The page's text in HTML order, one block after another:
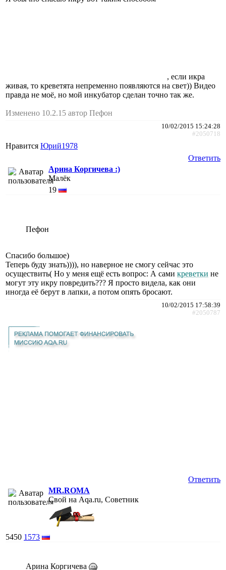
, если икра
живая, то креветята непременно появляются на свет)) Видео
правда не моё, но мой инкубатор сделан точно так же.
Изменено 10.2.15 автор Пефон
10/02/2015 15:24:28
#2050718
Нравится Юрий1978
Ответить
Арина Коргичева :)
Малёк
19
Пефон
Спасибо большое)
Теперь буду знать)))), но наверное не смогу сейчас это
осуществить( Но у меня ещё есть вопрос: А сами креветки не
могут эту икру повредить??? Я просто видела, как они
иногда её берут в лапки, а потом опять бросают.
10/02/2015 17:58:39
#2050787
Ответить
MR.ROMA
Свой на Aqa.ru, Советник
5450 1573
Арина Коргичева